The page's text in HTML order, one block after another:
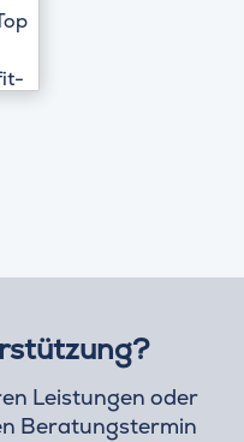
Leistungen oder
Beratungstermin